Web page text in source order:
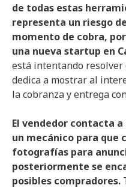
de todas estas
representa un riesgo
momento de cobra,
una nueva startup en
está intentando resolver
dedica a mostrar al
la cobranza y entrega
El vendedor contacta
un mecánico para que
fotografías para
posteriormente se
posibles compradores.